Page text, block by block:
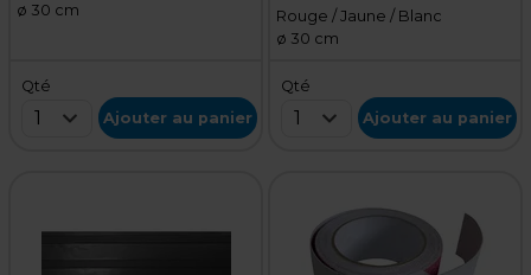
ø 30 cm
Qté
1 Ajouter au panier
Rouge / Jaune / Blanc
ø 30 cm
Qté
1 Ajouter au panier